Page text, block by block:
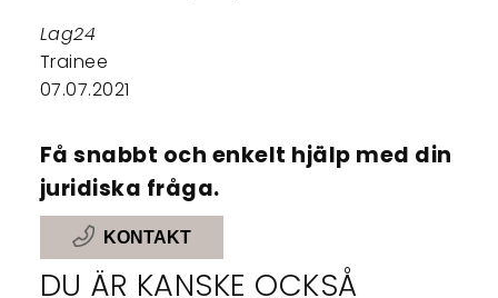
Lag24
Trainee
07.07.2021
Få snabbt och enkelt hjälp med din
juridiska fråga.
KONTAKT
DU ÄR KANSKE OCKSÅ